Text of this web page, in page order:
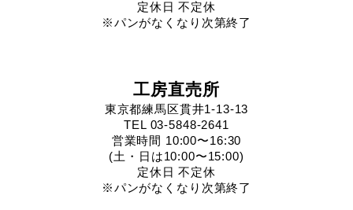
定休日 不定休
※パンがなくなり次第終了
工房直売所
東京都練馬区貫井1-13-13
TEL 03-5848-2641
営業時間 10:00〜16:30
(土・日は10:00〜15:00)
定休日 不定休
※パンがなくなり次第終了